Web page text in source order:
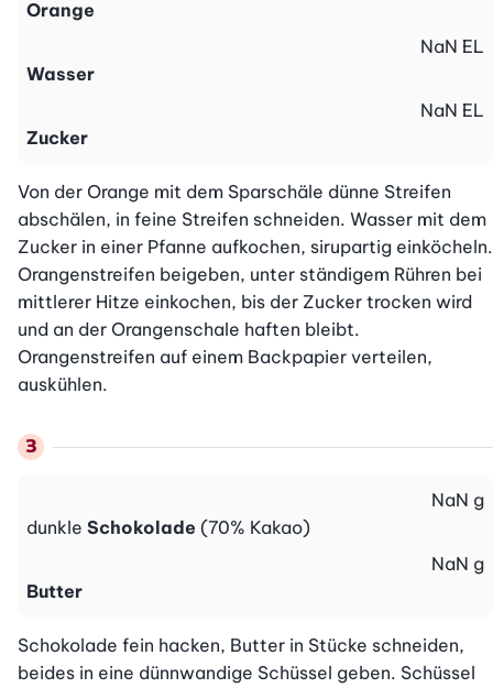
Orange
Wasser
NaN EL
Zucker
NaN EL
Von der Orange mit dem Sparschäle dünne Streifen
abschälen, in feine Streifen schneiden. Wasser mit dem
Zucker in einer Pfanne aufkochen, sirupartig einköcheln.
Orangenstreifen beigeben, unter ständigem Rühren bei
mittlerer Hitze einkochen, bis der Zucker trocken wird
und an der Orangenschale haften bleibt.
Orangenstreifen auf einem Backpapier verteilen,
auskühlen.
dunkle Schokolade (70% Kakao)
NaN g
Butter
NaN g
Schokolade fein hacken, Butter in Stücke schneiden,
beides in eine dünnwandige Schüssel geben. Schüssel